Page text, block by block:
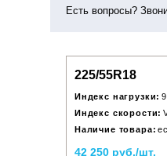
Есть вопросы?
225/55R18
Индекс нагрузки:
Индекс скорости:
Наличие товара:
42 250 руб./шт.